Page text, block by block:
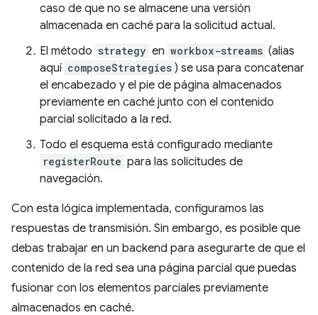
caso de que no se almacene una versión
almacenada en caché para la solicitud actual.
El método strategy en workbox-streams (alias
aquí composeStrategies ) se usa para concatenar
el encabezado y el pie de página almacenados
previamente en caché junto con el contenido
parcial solicitado a la red.
Todo el esquema está configurado mediante
registerRoute para las solicitudes de
navegación.
Con esta lógica implementada, configuramos las
respuestas de transmisión. Sin embargo, es posible que
debas trabajar en un backend para asegurarte de que el
contenido de la red sea una página parcial que puedas
fusionar con los elementos parciales previamente
almacenados en caché.